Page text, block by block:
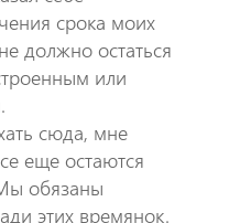
срока моих
должно остаться
или
сюда, мне
еще остаются
обязаны
этих времянок.